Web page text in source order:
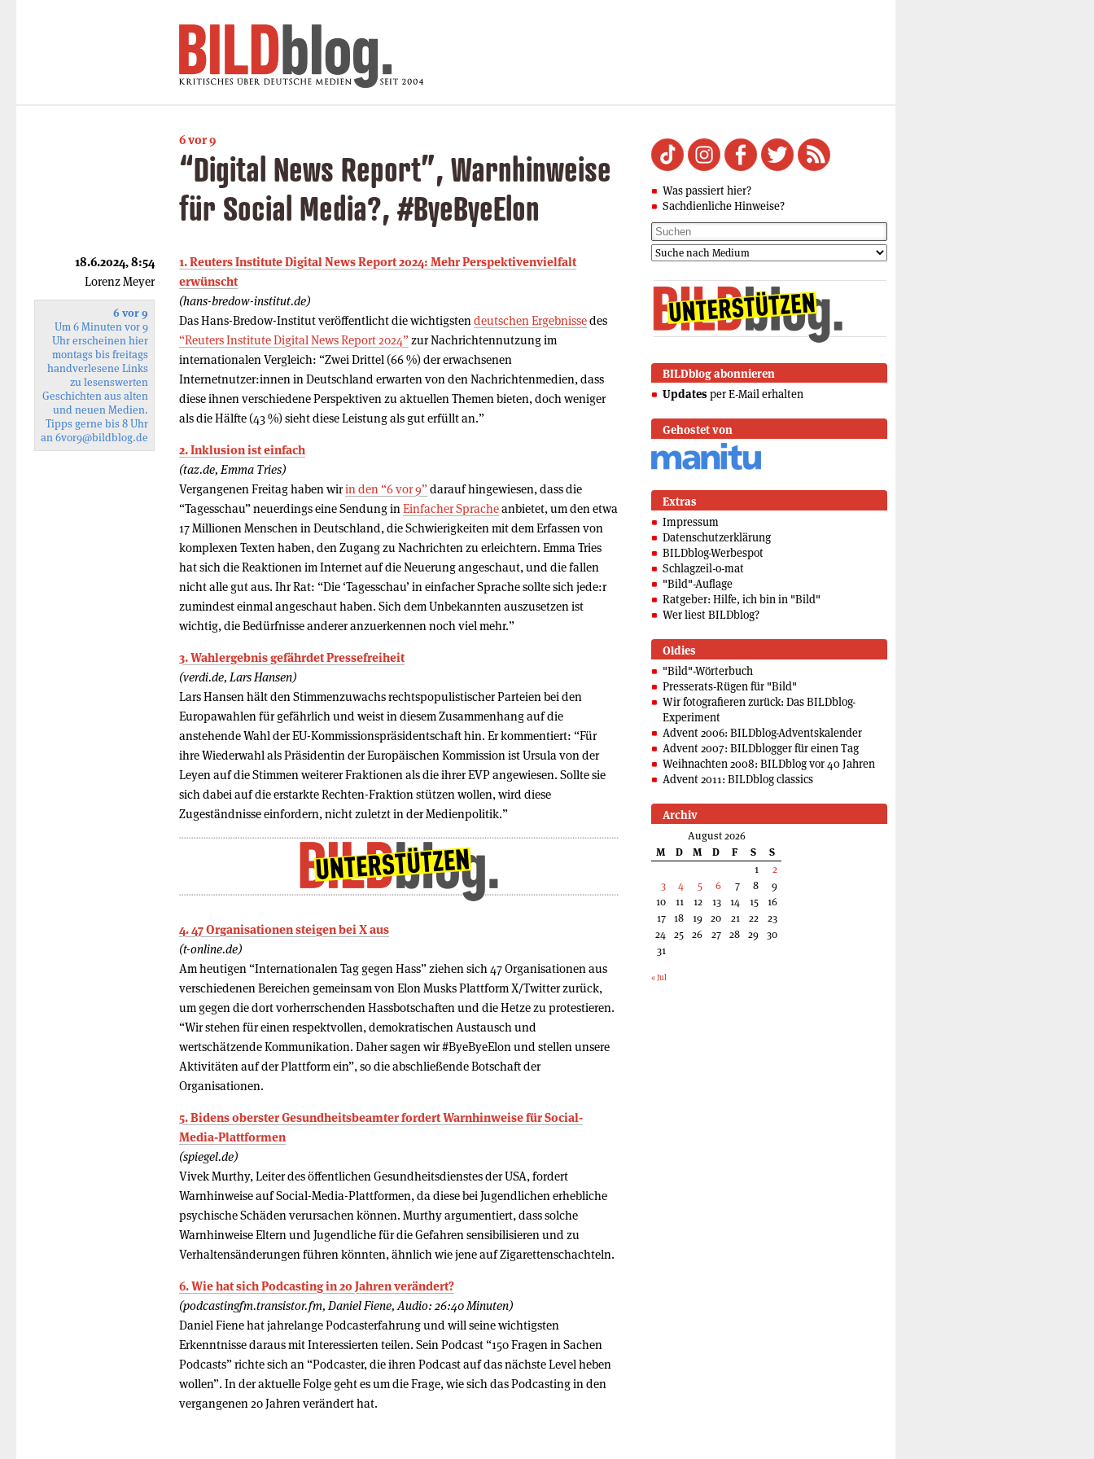
6 vor 9
“Digital News Report”, Warnhinweise
für Social Media?, #ByeByeElon
1. Reuters Institute Digital News Report 2024: Mehr Perspektivenvielfalt
erwünscht
(hans-bredow-institut.de)
Das Hans-Bredow-Institut veröffentlicht die wichtigsten deutschen Ergebnissedes
“Reuters Institute Digital News Report 2024” zur Nachrichtennutzung im
internationalen Vergleich: “Zwei Drittel (66 %) der erwachsenen
Internetnutzer:innen in Deutschland erwarten von den Nachrichtenmedien, dass
diese ihnen verschiedene Perspektiven zu aktuellen Themen bieten, doch weniger
als die Hälfte (43 %) sieht diese Leistung als gut erfüllt an.”
2. Inklusion ist einfach
(taz.de, Emma Tries)
Vergangenen Freitag haben wirin den “6 vor 9”darauf hingewiesen, dass die
“Tagesschau” neuerdings eine Sendung in Einfacher Spracheanbietet, um den etwa
17 Millionen Menschen in Deutschland, die Schwierigkeiten mit dem Erfassen von
komplexen Texten haben, den Zugang zu Nachrichten zu erleichtern. Emma Tries
hat sich die Reaktionen im Internet auf die Neuerung angeschaut, und die fallen
nicht alle gut aus. Ihr Rat: “Die ‘Tagesschau’ in einfacher Sprache sollte sich je­de:r
zumindest einmal angeschaut haben. Sich dem Unbekannten auszusetzen ist
wichtig, die Bedürfnisse anderer anzuerkennen noch viel mehr.”
3. Wahlergebnis gefährdet Pressefreiheit
(verdi.de, Lars Hansen)
Lars Hansen hält den Stimmenzuwachs rechtspopulistischer Parteien bei den
Europawahlen für gefährlich und weist in diesem Zusammenhang auf die
anstehende Wahl der EU-Kommissionspräsidentschaft hin. Er kommentiert: “Für
ihre Wiederwahl als Präsidentin der Europäischen Kommission ist Ursula von der
Leyen auf die Stimmen weiterer Fraktionen als die ihrer EVP angewiesen. Sollte sie
sich dabei auf die erstarkte Rechten-Fraktion stützen wollen, wird diese
Zugeständnisse einfordern, nicht zuletzt in der Medienpolitik.”
4. 47 Organisationen steigen bei X aus
(t-online.de)
Am heutigen “Internationalen Tag gegen Hass” ziehen sich 47 Organisationen aus
verschiedenen Bereichen gemeinsam von Elon Musks Plattform X/Twitter zurück,
um gegen die dort vorherrschenden Hassbotschaften und die Hetze zu protestieren.
“Wir stehen für einen respektvollen, demokratischen Austausch und
wertschätzende Kommunikation. Daher sagen wir #ByeByeElon und stellen unsere
Aktivitäten auf der Plattform ein”, so die abschließende Botschaft der
Organisationen.
5. Bidens oberster Gesundheitsbeamter fordert Warnhinweise für Social-
Media-Plattformen
(spiegel.de)
Vivek Murthy, Leiter des öffentlichen Gesundheitsdienstes der USA, fordert
Warnhinweise auf Social-Media-Plattformen, da diese bei Jugendlichen erhebliche
psychische Schäden verursachen können. Murthy argumentiert, dass solche
Warnhinweise Eltern und Jugendliche für die Gefahren sensibilisieren und zu
Verhaltensänderungen führen könnten, ähnlich wie jene auf Zigarettenschachteln.
6. Wie hat sich Podcasting in 20 Jahren verändert?
(podcastingfm.transistor.fm, Daniel Fiene, Audio: 26:40 Minuten)
Daniel Fiene hat jahrelange Podcasterfahrung und will seine wichtigsten
Erkenntnisse daraus mit Interessierten teilen. Sein Podcast “150 Fragen in Sachen
Podcasts” richte sich an “Podcaster, die ihren Podcast auf das nächste Level heben
wollen”. In der aktuelle Folge geht es um die Frage, wie sich das Podcasting in den
vergangenen 20 Jahren verändert hat.
18.6.2024, 8:54
Lorenz Meyer
6 vor 9
Um 6 Minuten vor 9
Uhr erscheinen hier
montags bis freitags
handverlesene Links
zu lesenswerten
Geschichten aus alten
und neuen Medien.
Tipps gerne bis 8 Uhr
an6vor9@bildblog.de
Was passiert hier?
Sachdienliche Hinweise?
BILDblog abonnieren
Updates per E-Mail erhalten
Gehostet von
Extras
Impressum
Datenschutzerklärung
BILDblog-Werbespot
Schlagzeil-o-mat
"Bild"-Auflage
Ratgeber: Hilfe, ich bin in "Bild"
Wer liest BILDblog?
Oldies
"Bild"-Wörterbuch
Presserats-Rügen für "Bild"
Wir fotografieren zurück: Das BILDblog-
Experiment
Advent 2006: BILDblog-Adventskalender
Advent 2007: BILDblogger für einen Tag
Weihnachten 2008: BILDblog vor 40 Jahren
Advent 2011: BILDblog classics
Archiv
August 2026
M
D M D F S
S
1
2
3
4 5 6 7 8
9
10
11 12 13 14 15
16
17 18 19 20 21 22
23
24 25 26 27 28 29 30
31
« Jul